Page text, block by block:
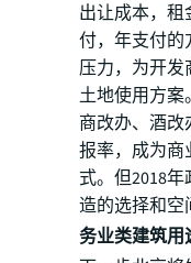
出让成本，
付，年支付的
压力，为开发
土地使用方案。
商改办、酒改
报率，成为商
式。但2018
造的选择和空
务业类建筑用